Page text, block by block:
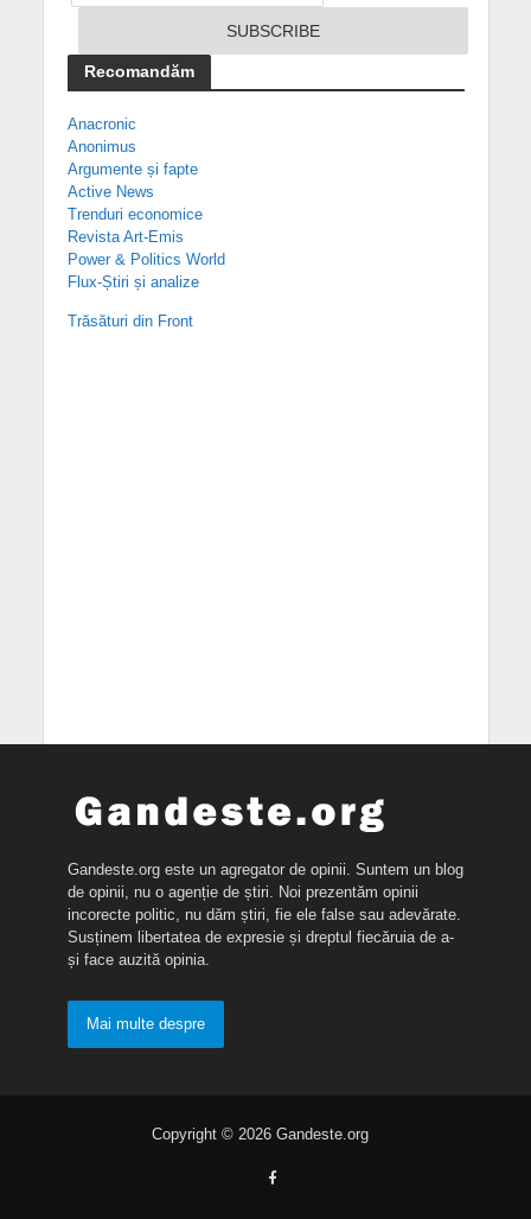
Recomandăm
Anacronic
Anonimus
Argumente și fapte
Active News
Trenduri economice
Revista Art-Emis
Power & Politics World
Flux-Știri și analize
Trăsături din Front
Gandeste.org este un agregator de opinii. Suntem un blog
de opinii, nu o agenție de știri. Noi prezentăm opinii
incorecte politic, nu dăm știri, fie ele false sau adevărate.
Susținem libertatea de expresie și dreptul fiecăruia de a-
și face auzită opinia.
Mai multe despre
Copyright © 2026 Gandeste.org